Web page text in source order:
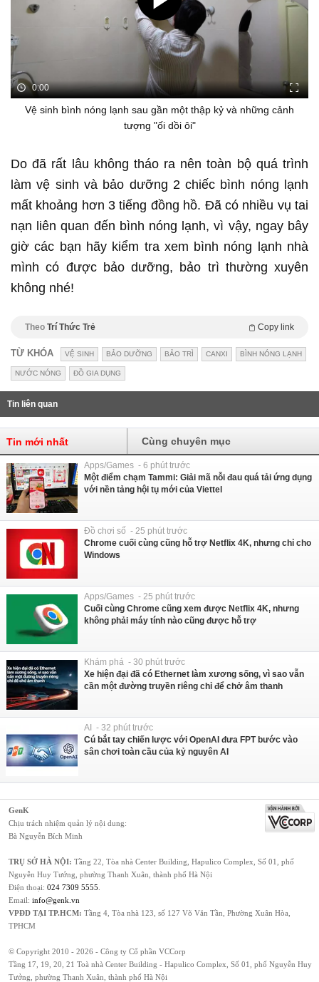
0:00
Vệ sinh bình nóng lạnh sau gần một thập kỷ và những cảnh
tượng "ối dồi ôi"
Do đã rất lâu không tháo ra nên toàn bộ quá trình
làm vệ sinh và bảo dưỡng 2 chiếc bình nóng lạnh
mất khoảng hơn 3 tiếng đồng hồ. Đã có nhiều vụ tai
nạn liên quan đến bình nóng lạnh, vì vậy, ngay bây
giờ các bạn hãy kiểm tra xem bình nóng lạnh nhà
mình có được bảo dưỡng, bảo trì thường xuyên
không nhé!
Theo Trí Thức Trẻ Copy link
TỪ KHÓA VỆ SINH BẢO DƯỠNG BẢO TRÌ CANXI BÌNH NÓNG LẠNH
NƯỚC NÓNG ĐỒ GIA DỤNG
Tin liên quan
Tin mới nhất Cùng chuyên mục
Apps/Games - 6 phút trước
Một điểm chạm Tammi: Giải mã nỗi đau quá tải ứng dụng
với nền tảng hội tụ mới của Viettel
Đồ chơi số - 25 phút trước
Chrome cuối cùng cũng hỗ trợ Netflix 4K, nhưng chỉ cho
Windows
Apps/Games - 25 phút trước
Cuối cùng Chrome cũng xem được Netflix 4K, nhưng
không phải máy tính nào cũng được hỗ trợ
Khám phá - 30 phút trước
Xe hiện đại đã có Ethernet làm xương sống, vì sao vẫn
cần một đường truyền riêng chỉ để chở âm thanh
AI - 32 phút trước
Cú bắt tay chiến lược với OpenAI đưa FPT bước vào
sân chơi toàn cầu của kỷ nguyên AI
GenK
Chịu trách nhiệm quản lý nội dung:
Bà Nguyễn Bích Minh
TRỤ SỞ HÀ NỘI: Tầng 22, Tòa nhà Center Building, Hapulico Complex, Số 01, phố
Nguyễn Huy Tưởng, phường Thanh Xuân, thành phố Hà Nội
Điện thoại: 024 7309 5555
Email: info@genk.vn
VPĐD TẠI TP.HCM: Tầng 4, Tòa nhà 123, số 127 Võ Văn Tần, Phường Xuân Hòa,
TPHCM
© Copyright 2010 - 2026 - Công ty Cổ phần VCCorp
Tầng 17, 19, 20, 21 Toà nhà Center Building - Hapulico Complex, Số 01, phố Nguyễn Huy
Tưởng, phường Thanh Xuân, thành phố Hà Nội